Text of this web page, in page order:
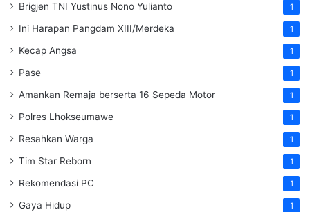
Brigjen TNI Yustinus Nono Yulianto 1
Ini Harapan Pangdam XIII/Merdeka 1
Kecap Angsa 1
Pase 1
Amankan Remaja berserta 16 Sepeda Motor 1
Polres Lhokseumawe 1
Resahkan Warga 1
Tim Star Reborn 1
Rekomendasi PC 1
Gaya Hidup 1